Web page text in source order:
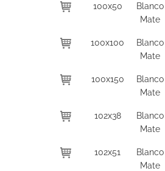
100x50
Blanco
Mate
100x100
Blanco
Mate
100x150
Blanco
Mate
102x38
Blanco
Mate
102x51
Blanco
Mate